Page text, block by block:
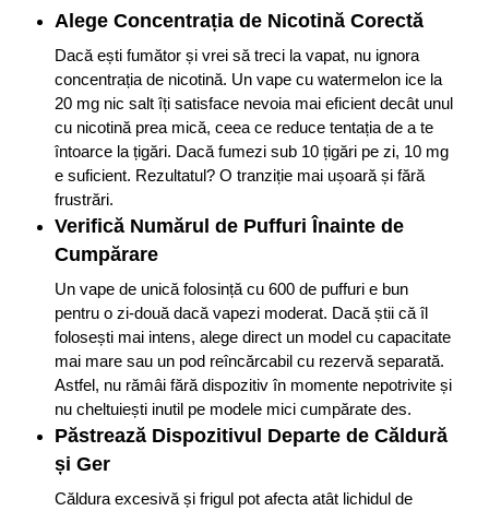
Alege Concentrația de Nicotină Corectă
Dacă ești fumător și vrei să treci la vapat, nu ignora
concentrația de nicotină. Un vape cu watermelon ice la
20 mg nic salt îți satisface nevoia mai eficient decât unul
cu nicotină prea mică, ceea ce reduce tentația de a te
întoarce la țigări. Dacă fumezi sub 10 țigări pe zi, 10 mg
e suficient. Rezultatul? O tranziție mai ușoară și fără
frustrări.
Verifică Numărul de Puffuri Înainte de
Cumpărare
Un vape de unică folosință cu 600 de puffuri e bun
pentru o zi-două dacă vapezi moderat. Dacă știi că îl
folosești mai intens, alege direct un model cu capacitate
mai mare sau un pod reîncărcabil cu rezervă separată.
Astfel, nu rămâi fără dispozitiv în momente nepotrivite și
nu cheltuiești inutil pe modele mici cumpărate des.
Păstrează Dispozitivul Departe de Căldură
și Ger
Căldura excesivă și frigul pot afecta atât lichidul de